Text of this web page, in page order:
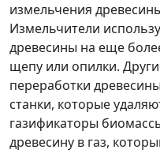
измельчения
Измельчители
древесины на еще
щепу или опилки.
переработки
станки, которые
газификаторы
древесину в газ,